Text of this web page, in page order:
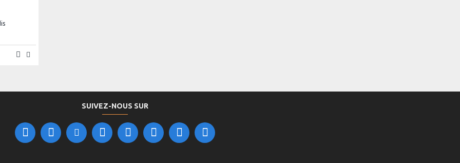
SUIVEZ-NOUS SUR